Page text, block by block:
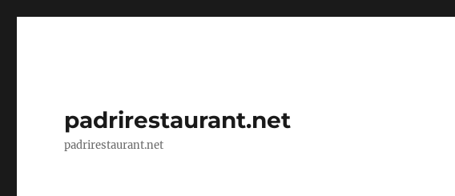
padrirestaurant.net
padrirestaurant.net